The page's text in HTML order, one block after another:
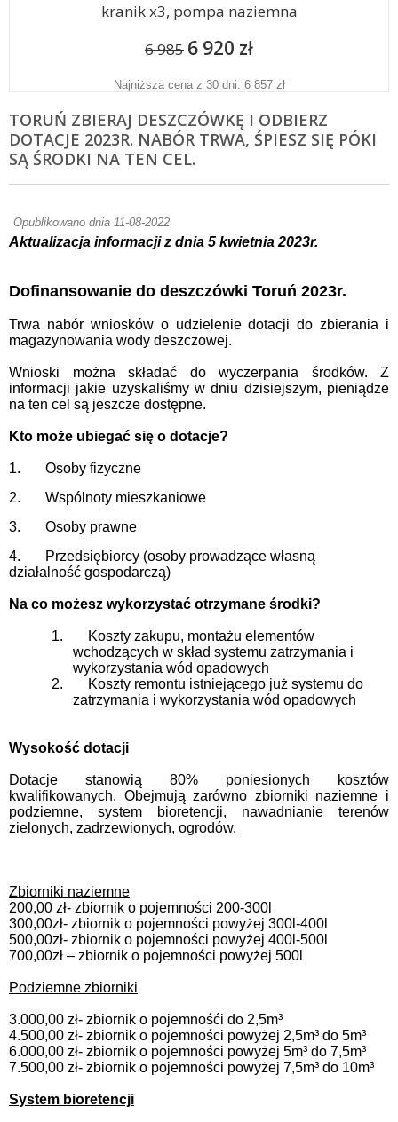
kranik x3, pompa naziemna
6 985 6 920 zł
Najniższa cena z 30 dni: 6 857 zł
TORUŃ ZBIERAJ DESZCZÓWKĘ I ODBIERZ
DOTACJE 2023R. NABÓR TRWA, ŚPIESZ SIĘ PÓKI
SĄ ŚRODKI NA TEN CEL.
Opublikowano dnia 11-08-2022
Aktualizacja informacji z dnia 5 kwietnia 2023r.
Dofinansowanie do deszczówki Toruń 2023r.
Trwa nabór wniosków o udzielenie dotacji do zbierania i
magazynowania wody deszczowej.
Wnioski można składać do wyczerpania środków. Z
informacji jakie uzyskaliśmy w dniu dzisiejszym, pieniądze
na ten cel są jeszcze dostępne.
Kto może ubiegać się o dotacje?
1.
Osoby fizyczne
2.
Wspólnoty mieszkaniowe
3.
Osoby prawne
4.
Przedsiębiorcy (osoby prowadzące własną
działalność gospodarczą)
Na co możesz wykorzystać otrzymane środki?
1.
Koszty zakupu, montażu elementów
wchodzących w skład systemu zatrzymania i
wykorzystania wód opadowych
2.
Koszty remontu istniejącego już systemu do
zatrzymania i wykorzystania wód opadowych
Wysokość dotacji
Dotacje stanowią 80% poniesionych kosztów
kwalifikowanych. Obejmują zarówno zbiorniki naziemne i
podziemne, system bioretencji, nawadnianie terenów
zielonych, zadrzewionych, ogrodów.
Zbiorniki naziemne
200,00 zł- zbiornik o pojemności 200-300l
300,00zł- zbiornik o pojemności powyżej 300l-400l
500,00zł- zbiornik o pojemności powyżej 400l-500l
700,00zł – zbiornik o pojemności powyżej 500l
Podziemne zbiorniki
3.000,00 zł- zbiornik o pojemnośći do 2,5m³
4.500,00 zł- zbiornik o pojemności powyżej 2,5m³ do 5m³
6.000,00 zł- zbiornik o pojemności powyżej 5m³ do 7,5m³
7.500,00 zł- zbiornik o pojemności powyżej 7,5m³ do 10m³
System bioretencji